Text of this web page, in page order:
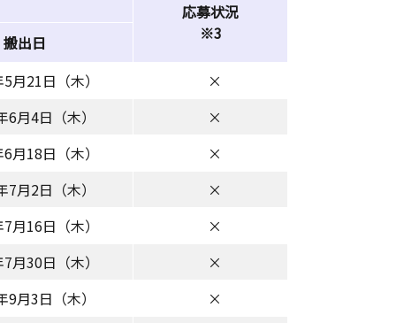
応募状況
※3
搬出日
月21日（木）
×
6月4日（木）
×
月18日（木）
×
7月2日（木）
×
月16日（木）
×
月30日（木）
×
9月3日（木）
×